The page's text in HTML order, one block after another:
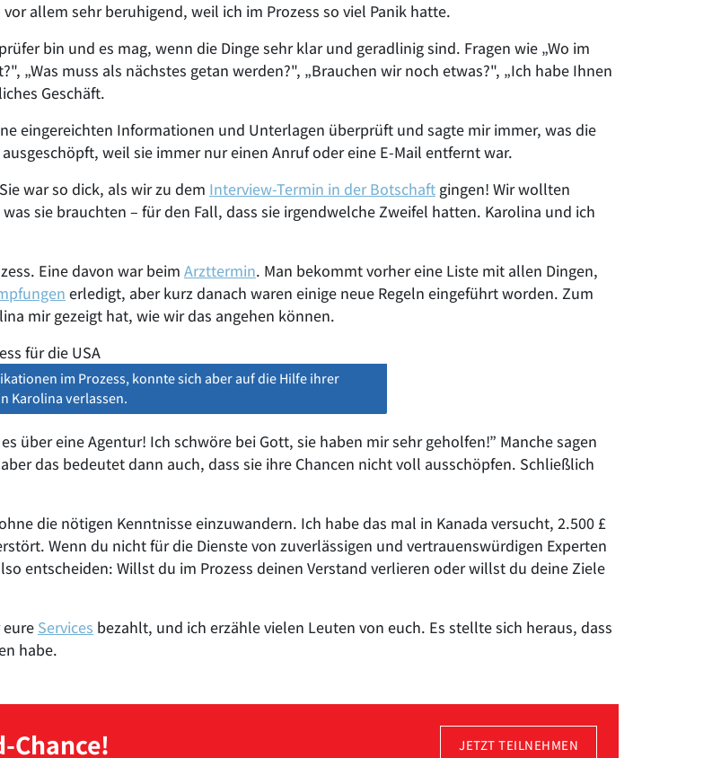
allem sehr beruhigend, weil ich im Prozess so viel Panik hatte.
bin und es mag, wenn die Dinge sehr klar und geradlinig sind. Fragen wie „Wo im
„Was muss als nächstes getan werden?", „Brauchen wir noch etwas?", „Ich habe Ihnen
Geschäft.
eingereichten Informationen und Unterlagen überprüft und sagte mir immer, was die
weil sie immer nur einen Anruf oder eine E-Mail entfernt war.
war so dick, als wir zu dem Interview-Termin in der Botschaft gingen! Wir wollten
sie brauchten – für den Fall, dass sie irgendwelche Zweifel hatten. Karolina und ich
Eine davon war beim Arzttermin. Man bekommt vorher eine Liste mit allen Dingen,
erledigt, aber kurz danach waren einige neue Regeln eingeführt worden. Zum
mir gezeigt hat, wie wir das angehen können.
im Prozess, konnte sich aber auf die Hilfe ihrer
Karolina verlassen.
über eine Agentur! Ich schwöre bei Gott, sie haben mir sehr geholfen!” Manche sagen
das bedeutet dann auch, dass sie ihre Chancen nicht voll ausschöpfen. Schließlich
die nötigen Kenntnisse einzuwandern. Ich habe das mal in Kanada versucht, 2.500 £
Wenn du nicht für die Dienste von zuverlässigen und vertrauenswürdigen Experten
entscheiden: Willst du im Prozess deinen Verstand verlieren oder willst du deine Ziele
Services bezahlt, und ich erzähle vielen Leuten von euch. Es stellte sich heraus, dass
habe.
Chance! JETZT TEILNEHMEN